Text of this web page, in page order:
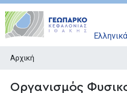
Ελληνικά
Αρχική
Οργανισμός